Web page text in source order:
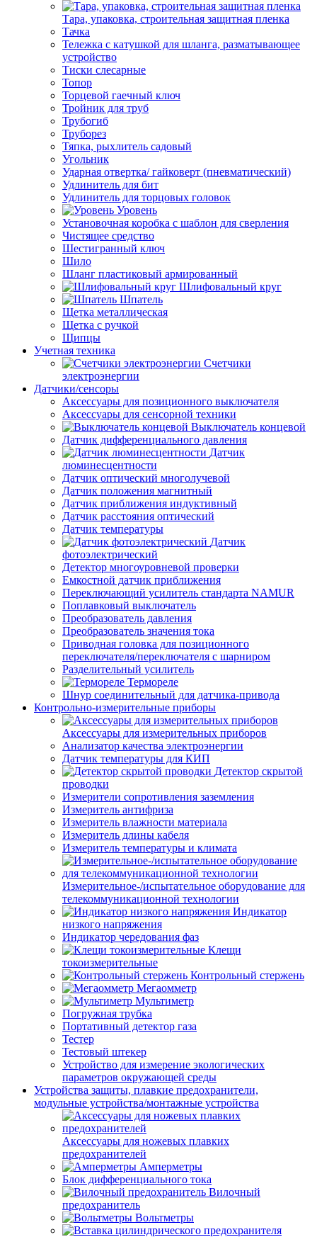
Тара, упаковка, строительная защитная пленка
Тачка
Тележка с катушкой для шланга, разматывающее
устройство
Тиски слесарные
Топор
Торцевой гаечный ключ
Тройник для труб
Трубогиб
Труборез
Тяпка, рыхлитель садовый
Угольник
Ударная отвертка/ гайковерт (пневматический)
Удлинитель для бит
Удлинитель для торцовых головок
Уровень
Установочная коробка с шаблон для сверления
Чистящее средство
Шестигранный ключ
Шило
Шланг пластиковый армированный
Шлифовальный круг
Шпатель
Щетка металлическая
Щетка с ручкой
Щипцы
Учетная техника
Счетчики
электроэнергии
Датчики/сенсоры
Аксессуары для позиционного выключателя
Аксессуары для сенсорной техники
Выключатель концевой
Датчик дифференциального давления
Датчик
люминесцентности
Датчик оптический многолучевой
Датчик положения магнитный
Датчик приближения индуктивный
Датчик расстояния оптический
Датчик температуры
Датчик
фотоэлектрический
Детектор многоуровневой проверки
Емкостной датчик приближения
Переключающий усилитель стандарта NAMUR
Поплавковый выключатель
Преобразователь давления
Преобразователь значения тока
Приводная головка для позиционного
переключателя/переключателя с шарниром
Разделительный усилитель
Термореле
Шнур соединительный для датчика-привода
Контрольно-измерительные приборы
Аксессуары для измерительных приборов
Анализатор качества электроэнергии
Датчик температуры для КИП
Детектор скрытой
проводки
Измерители сопротивления заземления
Измеритель антифриза
Измеритель влажности материала
Измеритель длины кабеля
Измеритель температуры и климата
Измерительное-/испытательное оборудование для
телекоммуникационной технологии
Индикатор
низкого напряжения
Индикатор чередования фаз
Клещи
токоизмерительные
Контрольный стержень
Мегаомметр
Мультиметр
Погружная трубка
Портативный детектор газа
Тестер
Тестовый штекер
Устройство для измерение экологических
параметров окружающей среды
Устройства защиты, плавкие предохранители,
модульные устройства/монтажные устройства
Аксессуары для ножевых плавких
предохранителей
Амперметры
Блок дифференциального тока
Вилочный
предохранитель
Вольтметры